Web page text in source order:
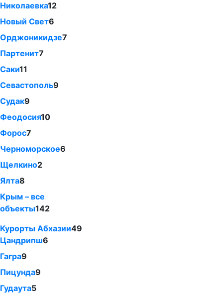
Николаевка12
Новый Свет6
Орджоникидзе7
Партенит7
Саки11
Севастополь9
Судак9
Феодосия10
Форос7
Черноморское6
Щелкино2
Ялта8
Крым – все
объекты142
Курорты Абхазии49
Цандрипш6
Гагра9
Пицунда9
Гудаута5